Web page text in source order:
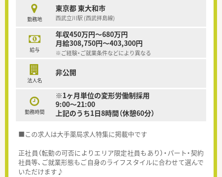
勤務地
東京都 東大和市
西武立川駅 (西武拝島線)
給与
年収450万円～680万円
月給308,750円～403,300円
※ご経験・ご就業条件などにより異なる
法人名
非公開
勤務時間
※1ヶ月単位の変形労働制採用
9:00～21:00
上記のうち1日8時間（休憩60分）
■この求人は大手薬局求人特集に掲載中です
正社員（転勤の可否によりエリア限定社員もあり）・パート・契約
社員等、ご就業形態もご自身のライフスタイルに合わせて選んで
いただけます♪